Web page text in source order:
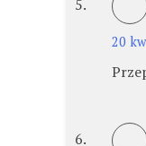
20